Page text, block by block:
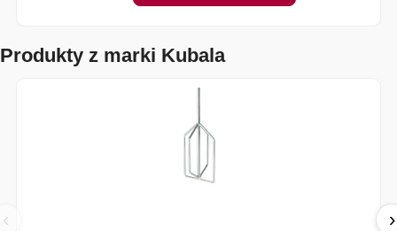
Produkty z marki Kubala
‹ ›